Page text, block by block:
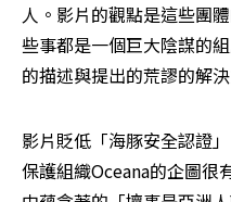
人。影片的觀點是這些團
些事都是一個巨大陰謀的
的描述與提出的荒謬的解
影片貶低「海豚安全認證
保護組織Oceana的企圖很